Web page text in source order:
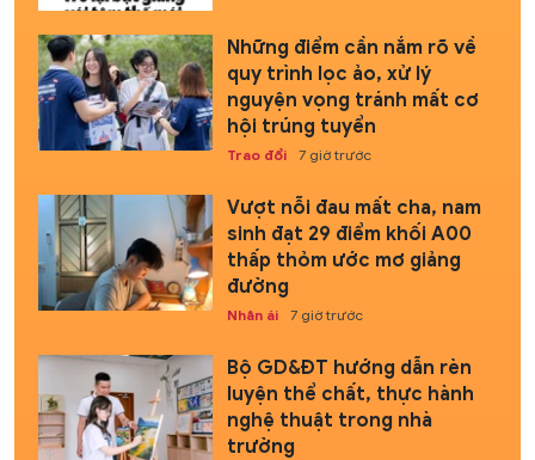
Những điểm cần nắm rõ về
quy trình lọc ảo, xử lý
nguyện vọng tránh mất cơ
hội trúng tuyển
Trao đổi 7 giờ trước
Vượt nỗi đau mất cha, nam
sinh đạt 29 điểm khối A00
thấp thỏm ước mơ giảng
đường
Nhân ái 7 giờ trước
Bộ GD&ĐT hướng dẫn rèn
luyện thể chất, thực hành
nghệ thuật trong nhà
trường